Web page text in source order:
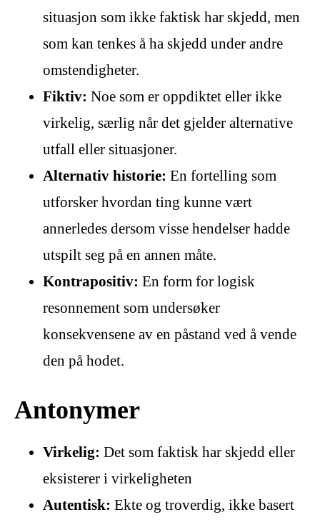
situasjon som ikke faktisk har skjedd, men
som kan tenkes å ha skjedd under andre
omstendigheter.
Fiktiv: Noe som er oppdiktet eller ikke
virkelig, særlig når det gjelder alternative
utfall eller situasjoner.
Alternativ historie: En fortelling som
utforsker hvordan ting kunne vært
annerledes dersom visse hendelser hadde
utspilt seg på en annen måte.
Kontrapositiv: En form for logisk
resonnement som undersøker
konsekvensene av en påstand ved å vende
den på hodet.
Antonymer
Virkelig: Det som faktisk har skjedd eller
eksisterer i virkeligheten
Autentisk: Ekte og troverdig, ikke basert